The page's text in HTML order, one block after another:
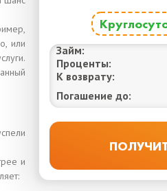
Займ:
Проценты:
К возврату:
Погашение до:
или
и